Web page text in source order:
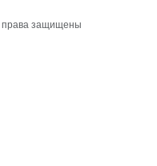
права защищены